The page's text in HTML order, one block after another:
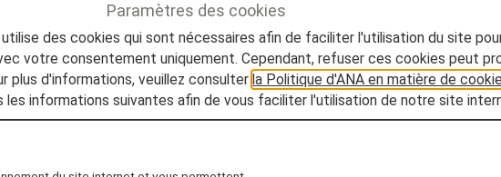
sur les services, les communiqués de presse et autres notes d'ANA sont
Paramètres des cookies
des cookies qui sont nécessaires afin de faciliter l'utilisation du site
votre consentement uniquement. Cependant, refuser ces cookies peut
plus d'informations, veuillez consulterla Politique d'ANA en matière de
les informations suivantes afin de vous faciliter l'utilisation de notre site